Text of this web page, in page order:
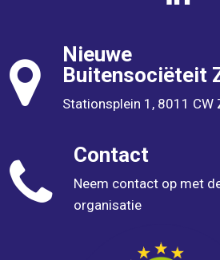
Nieuwe
Buitensociëteit
Stationsplein 1, 8011 CW
Contact
Neem contact op met
organisatie